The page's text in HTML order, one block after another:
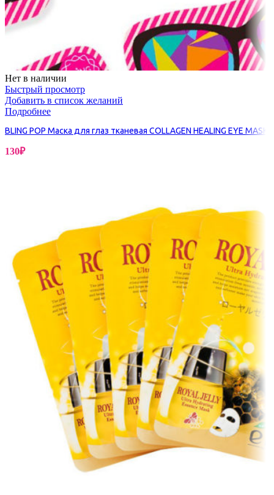
Нет в наличии
Быстрый просмотр
Добавить в список желаний
Подробнее
BLING POP Маска для глаз тканевая COLLAGEN HEALING EYE MASK
130₽